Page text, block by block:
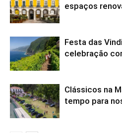
espaços
Festa das
celebração
Clássicos na
tempo para